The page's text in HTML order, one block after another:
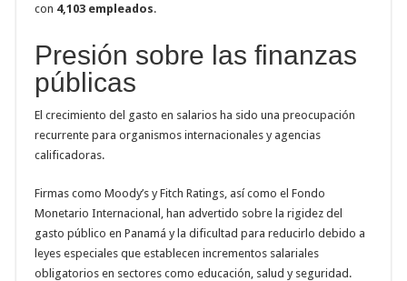
con 4,103 empleados.
Presión sobre las finanzas
públicas
El crecimiento del gasto en salarios ha sido una preocupación
recurrente para organismos internacionales y agencias
calificadoras.
Firmas como Moody’s y Fitch Ratings, así como el Fondo
Monetario Internacional, han advertido sobre la rigidez del
gasto público en Panamá y la dificultad para reducirlo debido a
leyes especiales que establecen incrementos salariales
obligatorios en sectores como educación, salud y seguridad.